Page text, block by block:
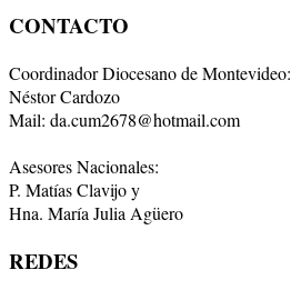
CONTACTO
Coordinador Diocesano de Montevideo:
Néstor Cardozo
Mail: da.cum2678@hotmail.com
Asesores Nacionales:
P. Matías Clavijo y
Hna. María Julia Agüero
REDES